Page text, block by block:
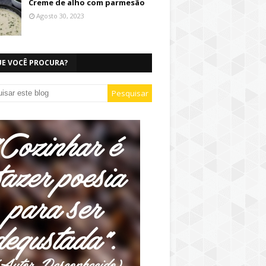
Creme de alho com parmesão
Agosto 30, 2023
VOCÊ PROCURA?